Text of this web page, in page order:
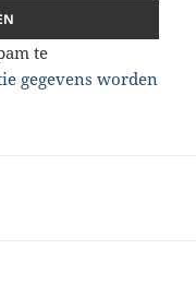
te
gegevens worden